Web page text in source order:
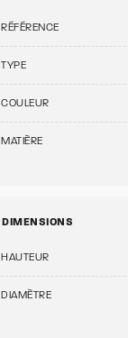
RÉFÉRENCE
TYPE
COULEUR
MATIÈRE
DIMENSIONS
HAUTEUR
DIAMÈTRE